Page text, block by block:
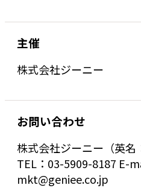
主催
株式会社ジーニー
お問い合わせ
株式会社ジーニー（英名
TEL：03-5909-8187 E-
mkt@geniee.co.jp